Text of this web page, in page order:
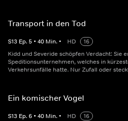
Transport in den Tod
S13 Ep.5 • 40 Min. • HD
16
Kidd und Severide schöpfen Verdacht: Sie
Speditionsunternehmen, welches in
Verkehrsunfälle hatte. Nur Zufall oder
Ein komischer Vogel
S13 Ep.6 • 40 Min. • HD
16